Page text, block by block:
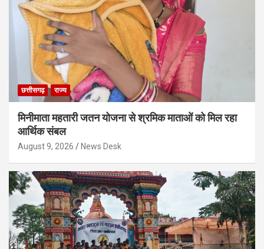
छत्तीसगढ़ राज्य
मिनीमाता महतारी जतन योजना से श्रमिक माताओं को मिल रहा
आर्थिक संबल
August 9, 2026 News Desk